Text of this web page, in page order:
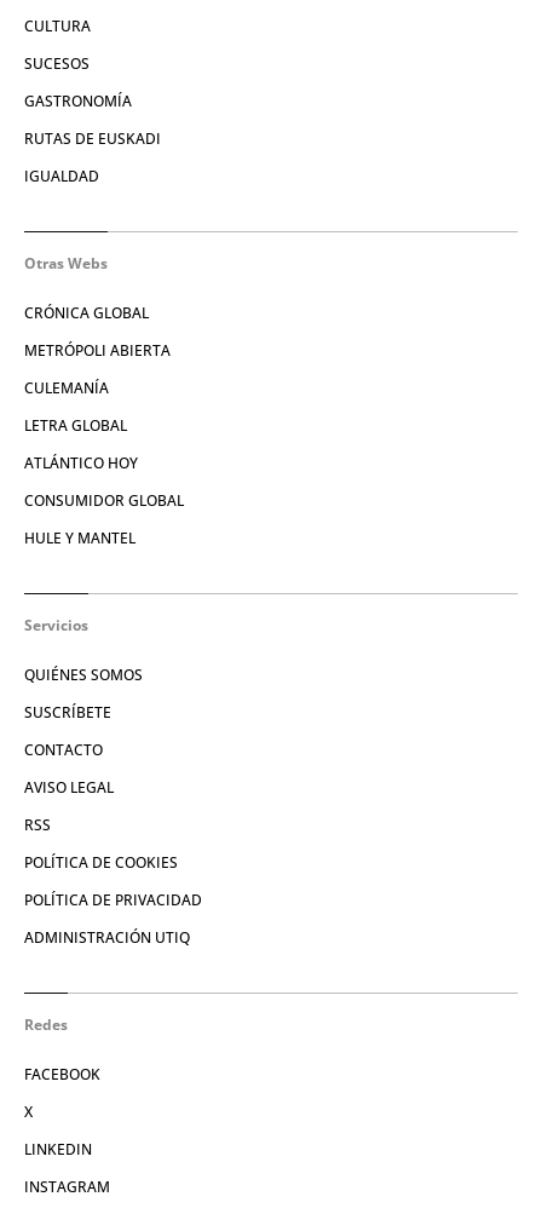
CULTURA
SUCESOS
GASTRONOMÍA
RUTAS DE EUSKADI
IGUALDAD
Otras Webs
CRÓNICA GLOBAL
METRÓPOLI ABIERTA
CULEMANÍA
LETRA GLOBAL
ATLÁNTICO HOY
CONSUMIDOR GLOBAL
HULE Y MANTEL
Servicios
QUIÉNES SOMOS
SUSCRÍBETE
CONTACTO
AVISO LEGAL
RSS
POLÍTICA DE COOKIES
POLÍTICA DE PRIVACIDAD
ADMINISTRACIÓN UTIQ
Redes
FACEBOOK
X
LINKEDIN
INSTAGRAM